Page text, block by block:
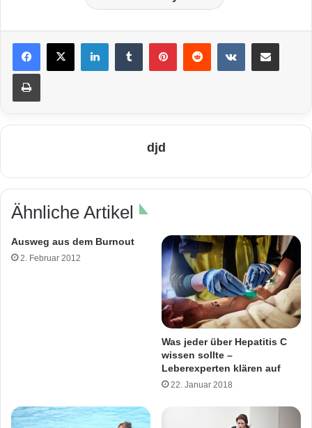
LinkedIn VKontakte
Drucken
djd
Ähnliche Artikel
Ausweg aus dem Burnout
2. Februar 2012
Was jeder über Hepatitis C
wissen sollte –
Leberexperten klären auf
22. Januar 2018